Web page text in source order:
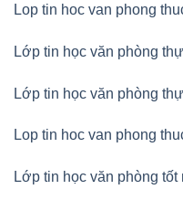
Lop tin hoc van phong
Lớp tin học văn phòng
Lớp tin học văn phòng
Lop tin hoc van phong
Lớp tin học văn phòng